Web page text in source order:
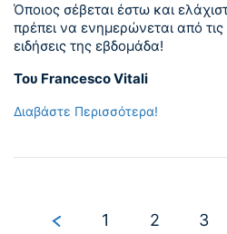
Όποιος σέβεται έστω και
πρέπει να ενημερώνεται από τις
ειδήσεις της εβδομάδα!
Του Francesco Vitali
Διαβάστε Περισσότερα!
1 2 3